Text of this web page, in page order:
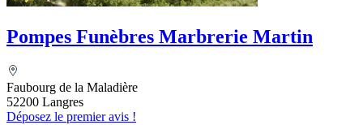
Pompes Funèbres Marbrerie Martin
Faubourg de la Maladière
52200 Langres
Déposez le premier avis !